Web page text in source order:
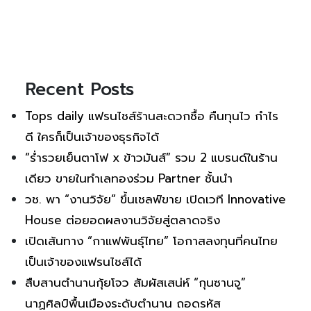
Recent Posts
Tops daily แฟรนไชส์ร้านสะดวกซื้อ คืนทุนไว กำไร
ดี ใครก็เป็นเจ้าของธุรกิจได้
“ร่ำรวยเย็นตาโฟ x ข้าวมันส์” รวม 2 แบรนด์ในร้าน
เดียว ขายในทำเลทองร่วม Partner ชั้นนำ
วช. พา “งานวิจัย” ขึ้นเชลฟ์ขาย เปิดเวที Innovative
House ต่อยอดผลงานวิจัยสู่ตลาดจริง
เปิดเส้นทาง “กาแฟพันธุ์ไทย” โอกาสลงทุนที่คนไทย
เป็นเจ้าของแฟรนไชส์ได้
สืบสานตำนานกุ้ยโจว สัมผัสเสน่ห์ “กุนซานจู”
นาฏศิลป์พื้นเมืองระดับตำนาน ถอดรหัส